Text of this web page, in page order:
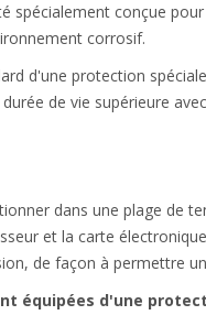
spécialement conçue
corrosif.
d'une protection
de vie supérieure
dans une plage de
et la carte
de façon à permettre
équipées d'une